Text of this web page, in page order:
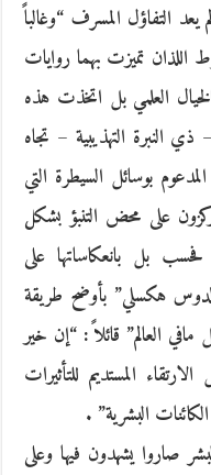
يعد التفاؤل المسرف “وغالباً
اللذان تميزت بهما روايات
العلمي بل اتخذت هذه
النبرة التهذيبية – تجاه
بوسائل السيطرة التي
على محض التنبؤ بشكل
فحسب بل بانعكاساتها على
هكسلي” بأوضح طريقة
العالم” قائلاً : “إن خير
المستديم للتأثيرات
الكائنات البشرية” .
صاروا يشهدون فيها وعلى